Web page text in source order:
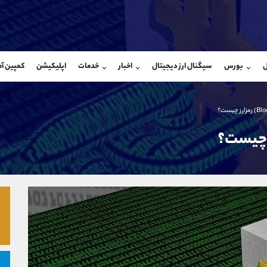
بورس سیگنال ارز دیجیتال اخبار خدمات اپلیکیشن کمپین
شروع گفتگو
@Armteam_admin_por
107
واتساپ
تلگرام
داخلی